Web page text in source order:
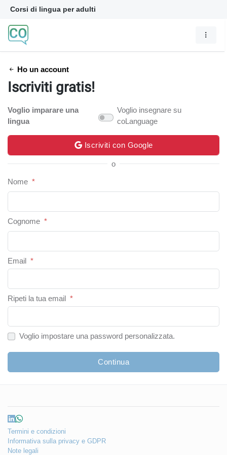
Corsi di lingua per adulti
Ho un account
Iscriviti gratis!
Voglio imparare una
lingua
Voglio insegnare su
coLanguage
Iscriviti con Google
o
Nome *
Cognome *
Email *
Ripeti la tua email *
Voglio impostare una password personalizzata.
Continua
Termini e condizioni
Informativa sulla privacy e GDPR
Note legali